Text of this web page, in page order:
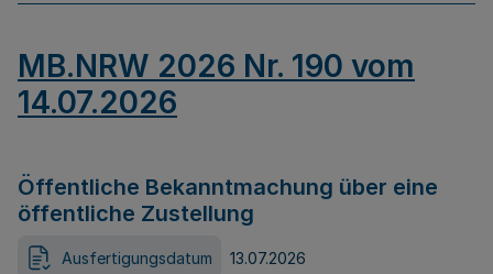
MB.NRW 2026 Nr. 190 vom
14.07.2026
Öffentliche Bekanntmachung über eine
öffentliche Zustellung
Ausfertigungsdatum 13.07.2026